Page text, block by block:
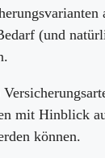
(und
mit Hinblick
können.